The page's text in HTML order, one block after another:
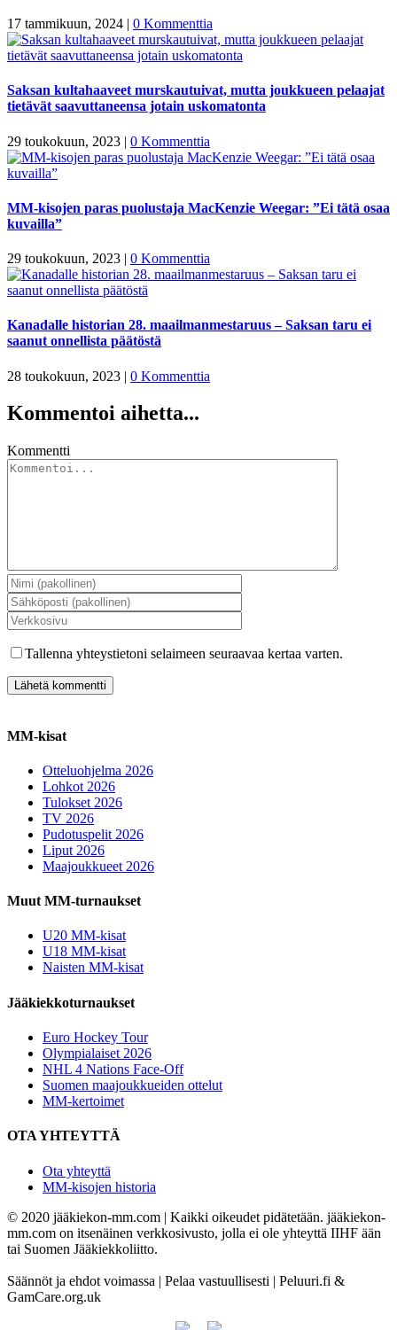
17 tammikuun, 2024 | 0 Kommenttia
Saksan kultahaaveet murskautuivat, mutta joukkueen pelaajat
tietävät saavuttaneensa jotain uskomatonta
29 toukokuun, 2023 | 0 Kommenttia
MM-kisojen paras puolustaja MacKenzie Weegar: ”Ei tätä osaa
kuvailla”
29 toukokuun, 2023 | 0 Kommenttia
Kanadalle historian 28. maailmanmestaruus – Saksan taru ei
saanut onnellista päätöstä
28 toukokuun, 2023 | 0 Kommenttia
Kommentoi aihetta...
Kommentti
Tallenna yhteystietoni selaimeen seuraavaa kertaa varten.
MM-kisat
Otteluohjelma 2026
Lohkot 2026
Tulokset 2026
TV 2026
Pudotuspelit 2026
Liput 2026
Maajoukkueet 2026
Muut MM-turnaukset
U20 MM-kisat
U18 MM-kisat
Naisten MM-kisat
Jääkiekkoturnaukset
Euro Hockey Tour
Olympialaiset 2026
NHL 4 Nations Face-Off
Suomen maajoukkueiden ottelut
MM-kertoimet
OTA YHTEYTTÄ
Ota yhteyttä
MM-kisojen historia
© 2020 jääkiekon-mm.com | Kaikki oikeudet pidätetään. jääkiekon-
mm.com on itsenäinen verkkosivusto, jolla ei ole yhteyttä IIHF ään
tai Suomen Jääkiekkoliitto.
Säännöt ja ehdot voimassa | Pelaa vastuullisesti | Peluuri.fi &
GamCare.org.uk